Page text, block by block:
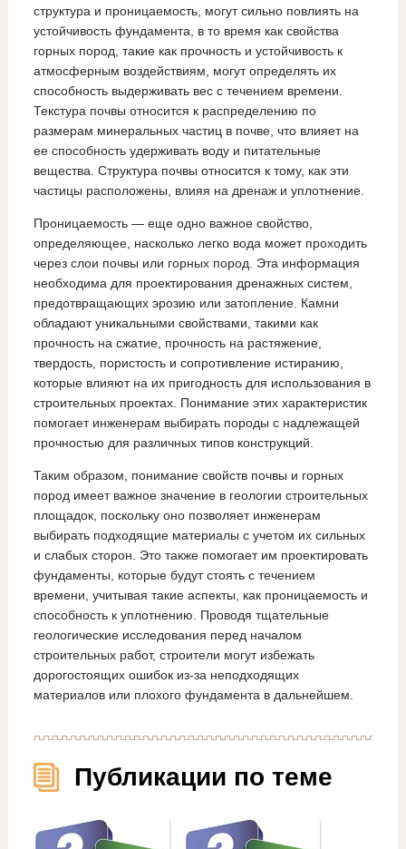
структура и проницаемость, могут сильно повлиять на
устойчивость фундамента, в то время как свойства
горных пород, такие как прочность и устойчивость к
атмосферным воздействиям, могут определять их
способность выдерживать вес с течением времени.
Текстура почвы относится к распределению по
размерам минеральных частиц в почве, что влияет на
ее способность удерживать воду и питательные
вещества. Структура почвы относится к тому, как эти
частицы расположены, влияя на дренаж и уплотнение.
Проницаемость — еще одно важное свойство,
определяющее, насколько легко вода может проходить
через слои почвы или горных пород. Эта информация
необходима для проектирования дренажных систем,
предотвращающих эрозию или затопление. Камни
обладают уникальными свойствами, такими как
прочность на сжатие, прочность на растяжение,
твердость, пористость и сопротивление истиранию,
которые влияют на их пригодность для использования в
строительных проектах. Понимание этих характеристик
помогает инженерам выбирать породы с надлежащей
прочностью для различных типов конструкций.
Таким образом, понимание свойств почвы и горных
пород имеет важное значение в геологии строительных
площадок, поскольку оно позволяет инженерам
выбирать подходящие материалы с учетом их сильных
и слабых сторон. Это также помогает им проектировать
фундаменты, которые будут стоять с течением
времени, учитывая такие аспекты, как проницаемость и
способность к уплотнению. Проводя тщательные
геологические исследования перед началом
строительных работ, строители могут избежать
дорогостоящих ошибок из-за неподходящих
материалов или плохого фундамента в дальнейшем.
Публикации по теме